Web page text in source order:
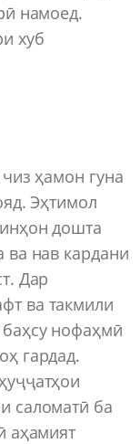
намоед.
хуб
ҳамон гуна
Эҳтимол
дошта
нав кардани
Дар
ва такмили
нофаҳмӣ
гардад.
саломатӣ ба
аҳамият